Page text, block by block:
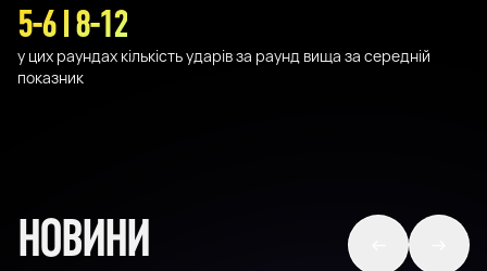
5-6 I 8-12
у цих раундах кількість ударів за раунд вища за середній
показник
НОВИНИ